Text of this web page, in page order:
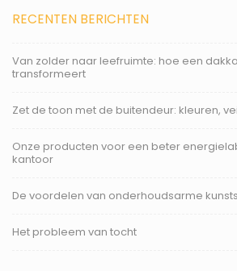
RECENTEN BERICHTEN
Van zolder naar leefruimte: hoe een
transformeert
Zet de toon met de buitendeur: kleuren,
Onze producten voor een beter
kantoor
De voordelen van onderhoudsarme
Het probleem van tocht